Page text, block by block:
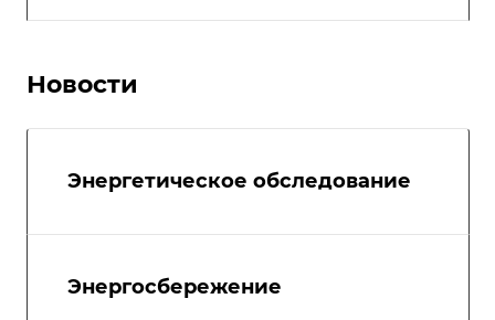
Новости
Энергетическое обследование
Энергосбережение